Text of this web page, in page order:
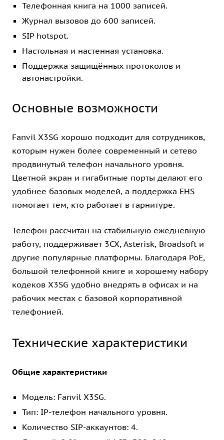
Телефонная книга на 1000 записей.
Журнал вызовов до 600 записей.
SIP hotspot.
Настольная и настенная установка.
Поддержка защищённых протоколов и
автонастройки.
Основные возможности
Fanvil X3SG хорошо подходит для сотрудников,
которым нужен более современный и сетево
продвинутый телефон начального уровня.
Цветной экран и гигабитные порты делают его
удобнее базовых моделей, а поддержка EHS
помогает тем, кто работает в гарнитуре.
Телефон рассчитан на стабильную ежедневную
работу, поддерживает 3CX, Asterisk, Broadsoft и
другие популярные платформы. Благодаря PoE,
большой телефонной книге и хорошему набору
кодеков X3SG удобно внедрять в офисах и на
рабочих местах с базовой корпоративной
телефонией.
Технические характеристики
Общие характеристики
Модель: Fanvil X3SG.
Тип: IP-телефон начального уровня.
Количество SIP-аккаунтов: 4.